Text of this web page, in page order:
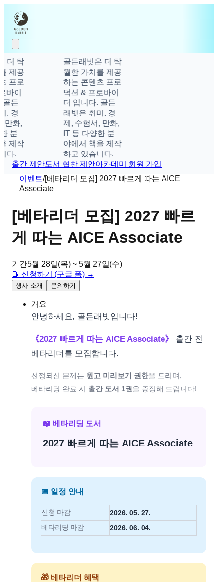
더 탁
제공
프로
바이
든
, 경
화,
분
제작
다.
골든래빗은 더 탁
월한 가치를 제공
하는 콘텐츠 프로
덕션 & 프로바이
더 입니다. 골든
래빗은 취미, 경
제, 수험서, 만화,
IT 등 다양한 분
야에서 책을 제작
하고 있습니다.
출간 제안도서 협찬 제안아카데미 회원 가입
이벤트/[베타리더 모집] 2027 빠르게 따는 AICE
Associate
[베타리더 모집] 2027 빠르
게 따는 AICE Associate
기간5월 28일(목) ~ 5월 27일(수)
📝 신청하기 (구글 폼) →
행사 소개 문의하기
개요
안녕하세요, 골든래빗입니다!
《2027 빠르게 따는 AICE Associate》
출간 전
베타리더를 모집합니다.
선정되신 분께는 원고 미리보기 권한을 드리며,
베타리딩 완료 시 출간 도서 1권 을 증정해 드립니다!
📖 베타리딩 도서
2027 빠르게 따는 AICE Associate
📅 일정 안내
신청 마감
2026. 05. 27.
베타리딩 마감
2026. 06. 04.
🎁 베타리더 혜택